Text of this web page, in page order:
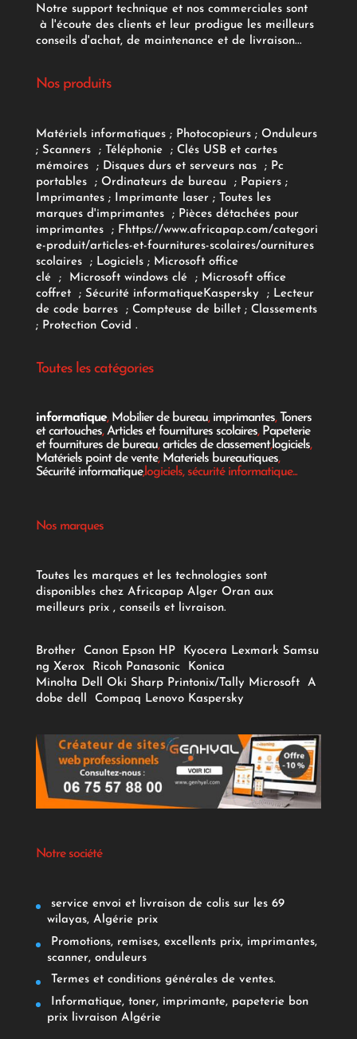
Notre support technique et nos commerciales sont
à l'écoute des clients et leur prodigue les meilleurs
conseils d'achat, de maintenance et de livraison...
Nos produits
Matériels informatiques; Photocopieurs; Onduleurs
; Scanners ; Téléphonie ; Clés USB et cartes
mémoires
; Disques durs et serveurs nas ; Pc
portables
; Ordinateurs de bureau ; Papiers;
Imprimantes;Imprimante laser; Toutes les
marques d'imprimantes
; Pièces détachées pour
imprimantes
; F https://www.africapap.com/categori
e-produit/articles-et-fournitures-scolaires/ournitures
scolaires; Logiciels ; Microsoft office
clé
; Microsoft windows clé; Microsoft office
coffret ; Sécurité informatiqueKaspersky ; Lecteur
de code barres
; Compteuse de billet; Classements
; Protection Covid .
Toutes les catégories
informatique, Mobilier de bureau, imprimantes, Toners
et cartouches,Articles et fournitures scolaires, Papeterie
et fournitures de bureau,articles de classement,logiciels,
Matériels point de vente, Materiels bureautiques,
Sécurité informatique,logiciels, sécurité informatique...
Nos marques
Toutes les marques et les technologies sont
disponibles chez Africapap Alger Oran aux
meilleurs prix , conseils et livraison.
Brother Canon Epson HP Kyocera Lexmark Samsu
ng Xerox Ricoh Panasonic
Konica
Minolta Dell Oki Sharp Printonix/Tally Microsoft
A
dobe dell Compaq Lenovo Kaspersky
Notre société
service envoi et livraison de colis sur les 69
wilayas, Algérie prix
Promotions, remises, excellents prix, imprimantes,
scanner, onduleurs
Termes et conditions générales de ventes.
Informatique, toner, imprimante, papeterie bon
prix livraison Algérie